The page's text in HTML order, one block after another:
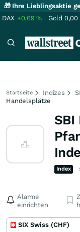
🎁 Ihre Lieblingsaktie
DAX +0,69% Gold 0,00
Startseite Indizes
Handelsplätze
Index
Alarme
einrichten
SIX Swiss (CHF)